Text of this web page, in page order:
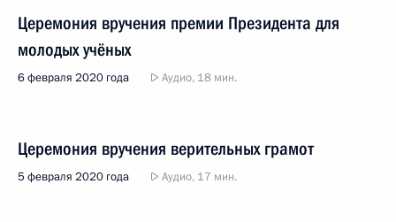
Церемония вручения премии Президента для
молодых учёных
6 февраля 2020 года Аудио, 18 мин.
Церемония вручения верительных грамот
5 февраля 2020 года Аудио, 17 мин.